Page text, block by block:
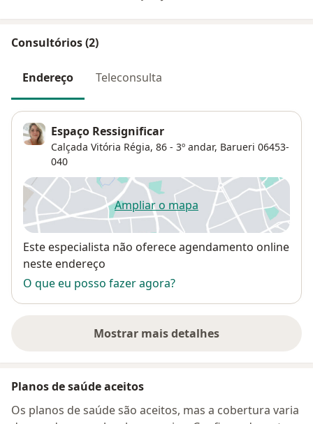
Consultórios (2)
Endereço Teleconsulta
Espaço Ressignificar
Calçada Vitória Régia, 86 - 3º andar, Barueri 06453-
040
Ampliar o mapaabre num novo separador
Disponibilidade
Este especialista não oferece agendamento online
neste endereço
O que eu posso fazer agora?
Mostrar mais detalhes
sobre o endereço
Planos de saúde aceitos
Os planos de saúde são aceitos, mas a cobertura varia